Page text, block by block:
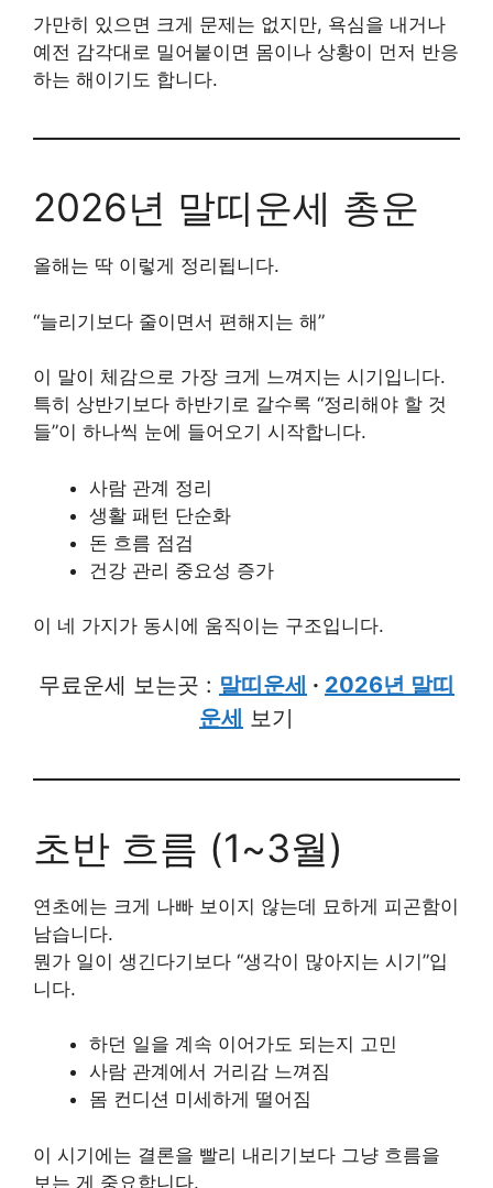
가만히 있으면 크게 문제는 없지만, 욕심을 내거나
예전 감각대로 밀어붙이면 몸이나 상황이 먼저 반응
하는 해이기도 합니다.
2026년 말띠운세 총운
올해는 딱 이렇게 정리됩니다.
“늘리기보다 줄이면서 편해지는 해”
이 말이 체감으로 가장 크게 느껴지는 시기입니다.
특히 상반기보다 하반기로 갈수록 “정리해야 할 것
들”이 하나씩 눈에 들어오기 시작합니다.
사람 관계 정리
생활 패턴 단순화
돈 흐름 점검
건강 관리 중요성 증가
이 네 가지가 동시에 움직이는 구조입니다.
무료운세 보는곳 : 말띠운세 · 2026년 말띠
운세 보기
초반 흐름 (1~3월)
연초에는 크게 나빠 보이지 않는데 묘하게 피곤함이
남습니다.
뭔가 일이 생긴다기보다 “생각이 많아지는 시기”입
니다.
하던 일을 계속 이어가도 되는지 고민
사람 관계에서 거리감 느껴짐
몸 컨디션 미세하게 떨어짐
이 시기에는 결론을 빨리 내리기보다 그냥 흐름을
보는 게 중요합니다.